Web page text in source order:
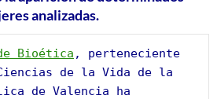
analizadas.
Bioética , perteneciente
de la Vida de la
de Valencia ha